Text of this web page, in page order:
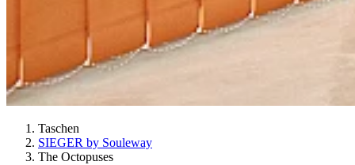
Taschen
SIEGER by Souleway
The Octopuses